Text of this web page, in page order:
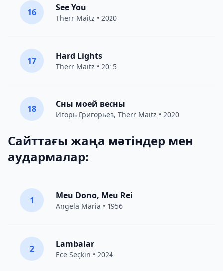
16 See You
Therr Maitz • 2020
17 Hard Lights
Therr Maitz • 2015
18 Сны моей весны
Игорь Григорьев, Therr Maitz • 2020
Сайттағы жаңа мәтіндер мен
аудармалар:
1 Meu Dono, Meu Rei
Angela Maria • 1956
2 Lambalar
Ece Seçkin • 2024